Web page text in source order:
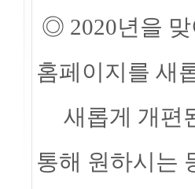
◎ 2020년을
홈페이지를 새
새롭게 개편
통해 원하시는